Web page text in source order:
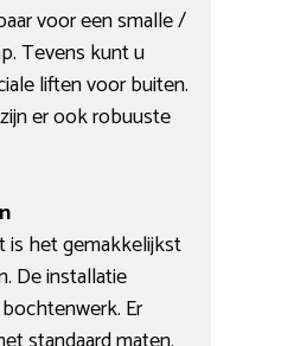
voor een smalle /
Tevens kunt u
liften voor buiten.
er ook robuuste
is het gemakkelijkst
De installatie
Er